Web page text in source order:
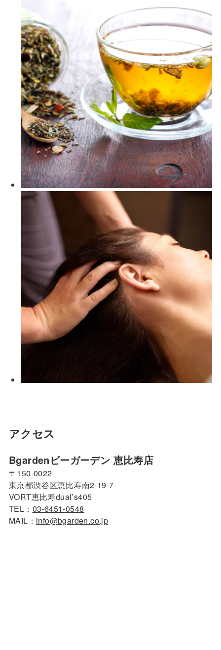
アクセス
Bgardenビーガーデン 恵比寿店
〒150-0022
東京都渋谷区恵比寿南2-19-7
VORT恵比寿dual’s405
TEL： 03-6451-0548
MAIL： info@bgarden.co.jp